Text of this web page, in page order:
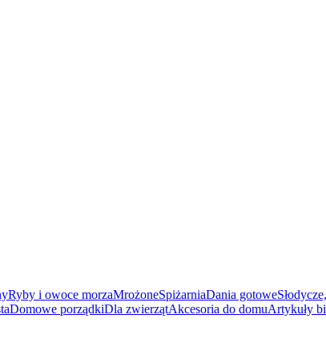
Ryby i owoce morzaMrożoneSpiżarniaDania gotowe
Domowe porządkiDla zwierzątAkcesoria do domuArtykuły